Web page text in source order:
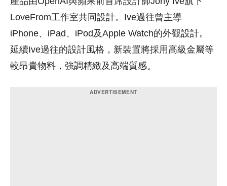
LoveFrom工作室共同設計。Ive過往曾主導
iPhone、iPad、iPod及Apple Watch的外觀設計。
延續Ive過往的設計風格，新裝置將採用高級金屬等
較昂貴物料，強調精緻及高端質感。